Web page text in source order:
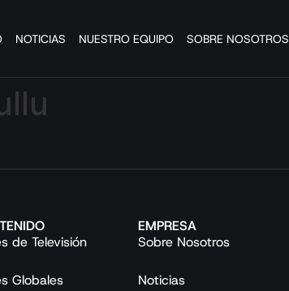
NOTICIAS NUESTRO EQUIPO SOBRE NOSOTROS
de Televisión
Globales
EMPRESA
Sobre Nosotros
Noticias